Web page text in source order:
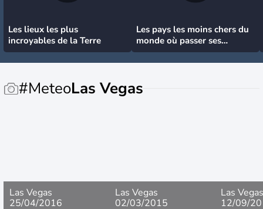
Les lieux les plus
incroyables de la Terre
Les pays les moins chers du
monde où passer ses
vacances
#MeteoLas Vegas
Las Vegas
25/04/2016
Las Vegas
02/03/2015
Las Vegas
12/09/